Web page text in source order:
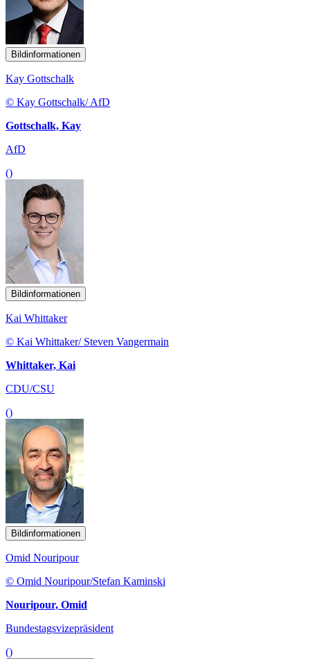
Bildinformationen
Kay Gottschalk
© Kay Gottschalk/ AfD
Gottschalk, Kay
AfD
()
Bildinformationen
Kai Whittaker
© Kai Whittaker/ Steven Vangermain
Whittaker, Kai
CDU/CSU
()
Bildinformationen
Omid Nouripour
© Omid Nouripour/Stefan Kaminski
Nouripour, Omid
Bundestagsvizepräsident
()